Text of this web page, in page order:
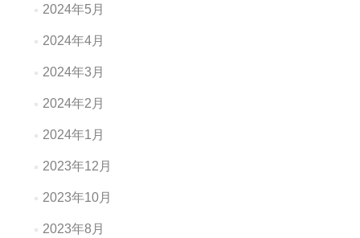
2024年5月
2024年4月
2024年3月
2024年2月
2024年1月
2023年12月
2023年10月
2023年8月